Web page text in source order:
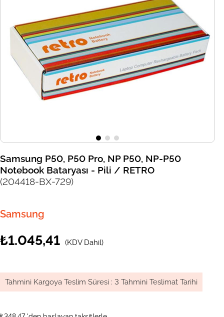
Samsung P50, P50 Pro, NP P50, NP-P50
Notebook Bataryası - Pili / RETRO
(204418-BX-729)
Samsung
₺1.045,41 (KDV Dahil)
Tahmini Kargoya Teslim Süresi : 3 Tahmini Teslimat Tarihi